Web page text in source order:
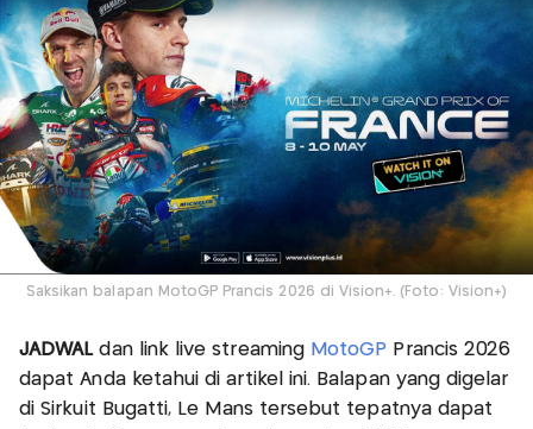
Saksikan balapan MotoGP Prancis 2026 di Vision+. (Foto: Vision+)
JADWALdan link live streaming MotoGP Prancis 2026
dapat Anda ketahui di artikel ini. Balapan yang digelar
di Sirkuit Bugatti, Le Mans tersebut tepatnya dapat